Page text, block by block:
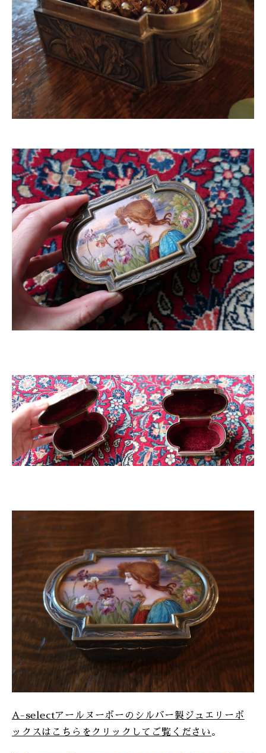
A-selectアールヌーボーのシルバー製ジュエリーボ
ックスはこちらをクリックしてご覧ください 。